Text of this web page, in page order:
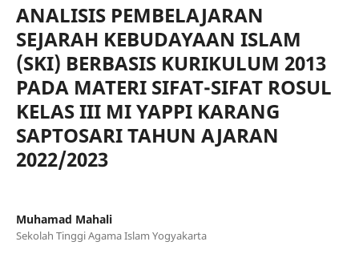
ANALISIS PEMBELAJARAN
SEJARAH KEBUDAYAAN ISLAM
(SKI) BERBASIS KURIKULUM 2013
PADA MATERI SIFAT-SIFAT ROSUL
KELAS III MI YAPPI KARANG
SAPTOSARI TAHUN AJARAN
2022/2023
Muhamad Mahali
Sekolah Tinggi Agama Islam Yogyakarta